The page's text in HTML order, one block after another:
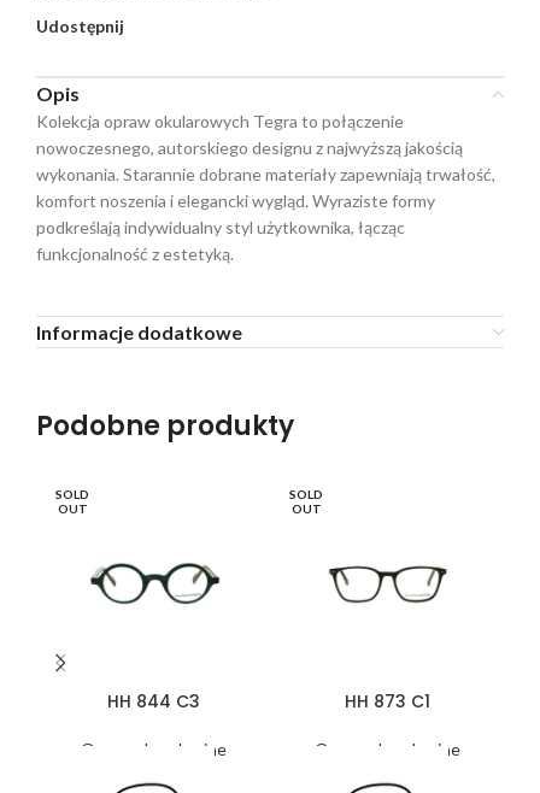
Udostępnij
Opis
Kolekcja opraw okularowych Tegra to połączenie
nowoczesnego, autorskiego designu z najwyższą jakością
wykonania. Starannie dobrane materiały zapewniają trwałość,
komfort noszenia i elegancki wygląd. Wyraziste formy
podkreślają indywidualny styl użytkownika, łącząc
funkcjonalność z estetyką.
Informacje dodatkowe
Podobne produkty
SOLD
OUT
HH 844 C3
Oprawy korekcyjne
SOLD
OUT
HH 873 C1
Oprawy korekcyjne